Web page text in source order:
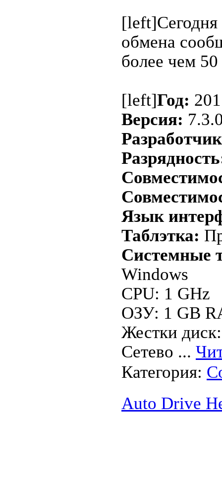
обмена
более чем
[left]Год:
Версия:
Язык
Таблэтка:
Системные
Windows
CPU: 1 GHz
ОЗУ: 1 GB
Жестки
Сетево ...
Категория:
Auto Drive